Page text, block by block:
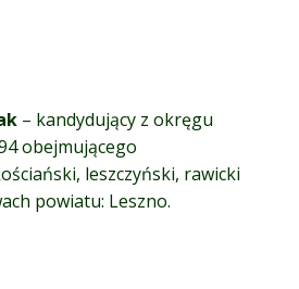
– kandydujący z okręgu
obejmującego
leszczyński, rawicki
powiatu: Leszno.